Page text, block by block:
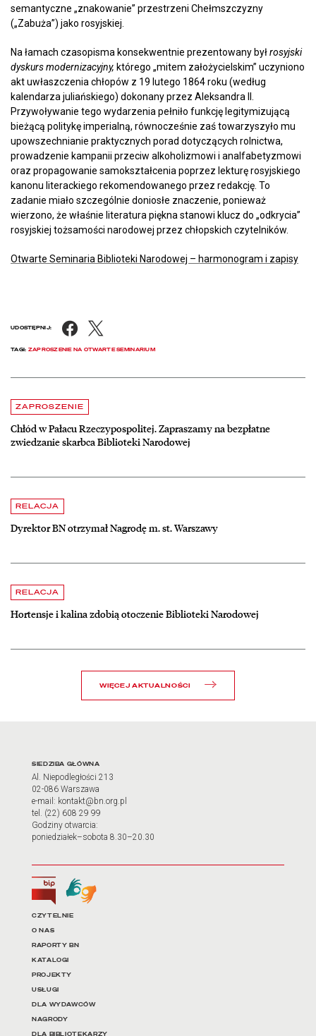
semantyczne „znakowanie” przestrzeni Chełmszczyzny
(„Zabuża”) jako rosyjskiej.
Na łamach czasopisma konsekwentnie prezentowany byłrosyjski
dyskurs modernizacyjny, którego „mitem założycielskim” uczyniono
akt uwłaszczenia chłopów z 19 lutego 1864 roku (według
kalendarza juliańskiego) dokonany przez Aleksandra II.
Przywoływanie tego wydarzenia pełniło funkcję legitymizującą
bieżącą politykę imperialną, równocześnie zaś towarzyszyło mu
upowszechnianie praktycznych porad dotyczących rolnictwa,
prowadzenie kampanii przeciw alkoholizmowi i analfabetyzmowi
oraz propagowanie samokształcenia poprzez lekturę rosyjskiego
kanonu literackiego rekomendowanego przez redakcję. To
zadanie miało szczególnie doniosłe znaczenie, ponieważ
wierzono, że właśnie literatura piękna stanowi klucz do „odkrycia”
rosyjskiej tożsamości narodowej przez chłopskich czytelników.
Otwarte Seminaria Biblioteki Narodowej – harmonogram i zapisy
UDOSTĘPNIJ: Facebook
TAGI: ZAPROSZENIE NA OTWARTE SEMINARIUM
Aktualności
ZAPROSZENIE
Chłód w Pałacu Rzeczypospolitej. Zapraszamy na bezpłatne
zwiedzanie skarbca Biblioteki Narodowej
czytaj więcej o Chłód w Pałacu Rzeczypospolitej. Zapraszamy na
RELACJA
Dyrektor BN otrzymał Nagrodę m. st. Warszawy
czytaj więcej o Dyrektor BN otrzymał Nagrodę m. st. Warszawy
RELACJA
Hortensje i kalina zdobią otoczenie Biblioteki Narodowej
czytaj więcej o Hortensje i kalina zdobią otoczenie Biblioteki
WIĘCEJ AKTUALNOŚCI
Adres oraz godziny
SIEDZIBA GŁÓWNA
Al. Niepodległości 213
02-086 Warszawa
e-mail: kontakt@bn.org.pl
tel. (22) 608 29 99
Godziny otwarcia:
poniedziałek–sobota 8.30–20.30
Biuletyn Informacji Publicznej
Tłumacz języka migowego
Linki do najważniejszych
CZYTELNIE
O NAS
RAPORTY BN
KATALOGI
PROJEKTY
USŁUGI
DLA WYDAWCÓW
NAGRODY
DLA BIBLIOTEKARZY